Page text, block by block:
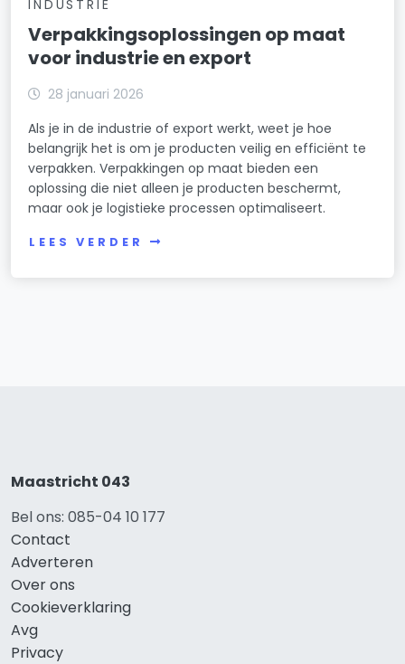
INDUSTRIE
Verpakkingsoplossingen op maat
voor industrie en export
28 januari 2026
Als je in de industrie of export werkt, weet je hoe
belangrijk het is om je producten veilig en efficiënt te
verpakken. Verpakkingen op maat bieden een
oplossing die niet alleen je producten beschermt,
maar ook je logistieke processen optimaliseert.
LEES VERDER
Maastricht 043
Bel ons: 085-04 10 177
Contact
Adverteren
Over ons
Cookieverklaring
Avg
Privacy